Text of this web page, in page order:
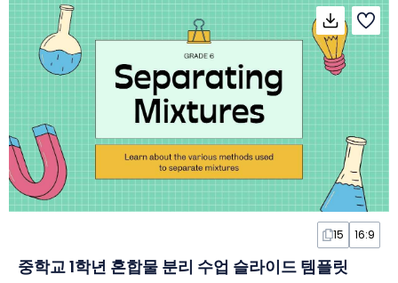
15 16:9
중학교 1학년 혼합물 분리 수업 슬라이드 템플릿